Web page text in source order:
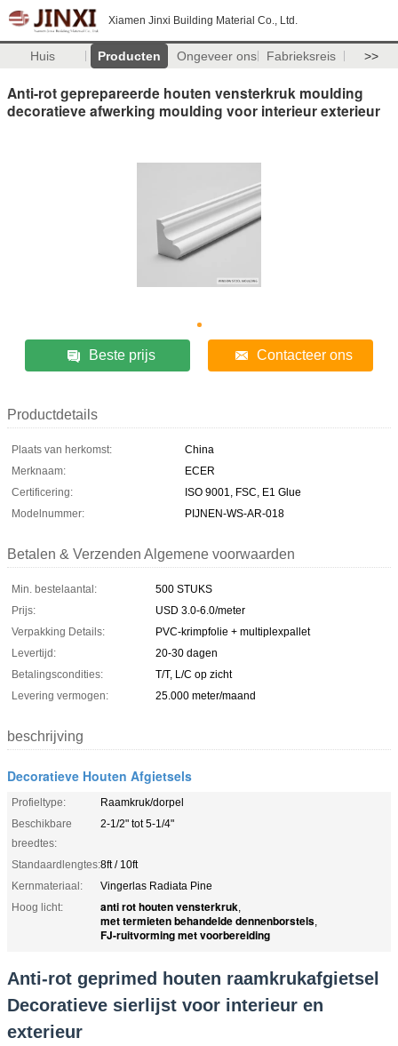
Xiamen Jinxi Building Material Co., Ltd.
Huis Producten Ongeveer ons Fabrieksreis >>
Anti-rot geprepareerde houten vensterkruk moulding
decoratieve afwerking moulding voor interieur exterieur
Beste prijs Contacteer ons
Productdetails
Plaats van herkomst:
China
Merknaam:
ECER
Certificering:
ISO 9001, FSC, E1 Glue
Modelnummer:
PIJNEN-WS-AR-018
Betalen & Verzenden Algemene voorwaarden
Min. bestelaantal:
500 STUKS
Prijs:
USD 3.0-6.0/meter
Verpakking Details:
PVC-krimpfolie + multiplexpallet
Levertijd:
20-30 dagen
Betalingscondities:
T/T, L/C op zicht
Levering vermogen:
25.000 meter/maand
beschrijving
Decoratieve Houten Afgietsels
Profieltype:
Raamkruk/dorpel
Beschikbare
breedtes:
2-1/2" tot 5-1/4"
Standaardlengtes:8ft / 10ft
Kernmateriaal:
Vingerlas Radiata Pine
Hoog licht:
anti rot houten vensterkruk,
met termieten behandelde dennenborstels,
FJ-ruitvorming met voorbereiding
Anti-rot geprimed houten raamkrukafgietsel
Decoratieve sierlijst voor interieur en
exterieur